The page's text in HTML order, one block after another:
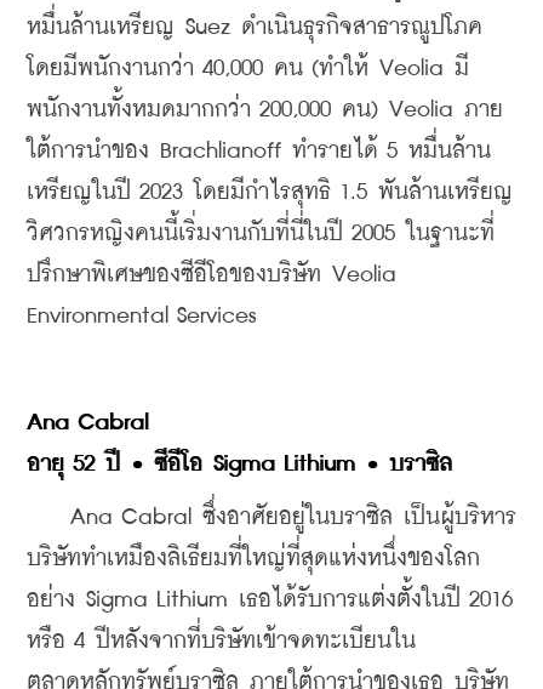
หมื่นล้านเหรียญ Suez ดำเนินธุรกิจสาธารณูปโภค
โดยมีพนักงานกว่า 40,000 คน (ทำให้ Veolia มี
พนักงานทั้งหมดมากกว่า 200,000 คน) Veolia ภาย
ใต้การนำของ Brachlianoff ทำรายได้ 5 หมื่นล้าน
เหรียญในปี 2023 โดยมีกำไรสุทธิ 1.5 พันล้านเหรียญ
วิศวกรหญิงคนนี้เริ่มงานกับที่นี่ในปี 2005 ในฐานะที่
ปรึกษาพิเศษของซีอีโอของบริษัท Veolia
Environmental Services
Ana Cabral
อายุ 52 ปี • ซีอีโอ Sigma Lithium • บราซิล
Ana Cabral ซึ่งอาศัยอยู่ในบราซิล เป็นผู้บริหาร
บริษัททำเหมืองลิเธียมที่ใหญ่ที่สุดแห่งหนึ่งของโลก
อย่าง Sigma Lithium เธอได้รับการแต่งตั้งในปี 2016
หรือ 4 ปีหลังจากที่บริษัทเข้าจดทะเบียนใน
ตลาดหลักทรัพย์บราซิล ภายใต้การนำของเธอ บริษัท